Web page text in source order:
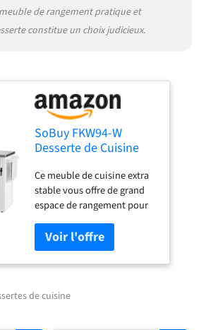
de rangement pratique et
constitue un choix judicieux.
SoBuy FKW94-W
Desserte de Cuisine
Meuble de Rangement
à roulettes Buffet de
Cuisine Grande
Armoire de
Rangement - Plans de
Travail en Acier INOX
Ce meuble de cuisine extra
stable vous offre de grand
espace de rangement pour
divers ustensiles dans la
cuisine, à la salle à manger,
etc. Avec un grand plan de
travail, 2 tiroirs, 2 portes
l’intérieur, 4 porte-
de cuisine